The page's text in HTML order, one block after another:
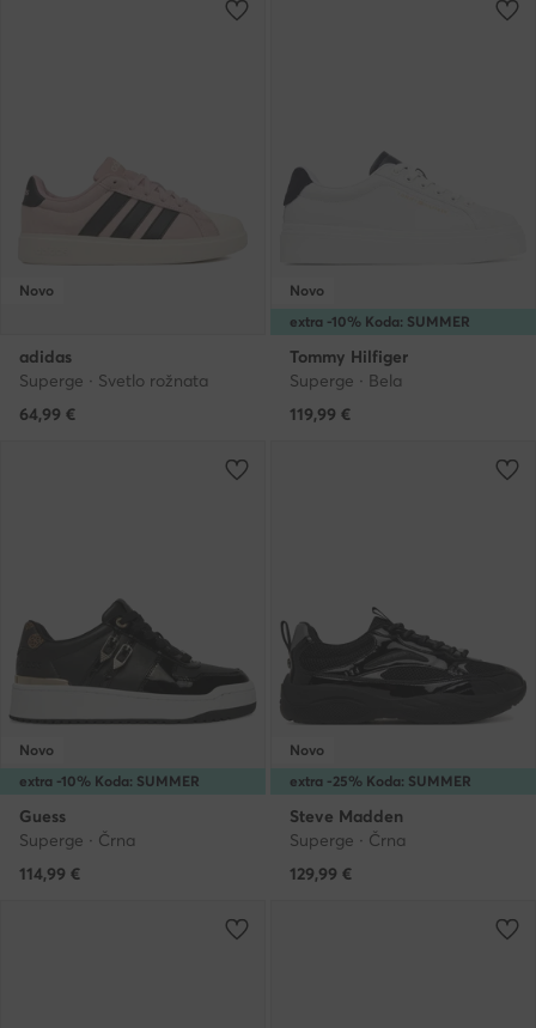
Novo
adidas
Superge · Svetlo rožnata
64,99 €
extra -10% Koda: SUMMER
Novo
Tommy Hilfiger
Superge · Bela
119,99 €
extra -10% Koda: SUMMER
Novo
Guess
Superge · Črna
114,99 €
extra -25% Koda: SUMMER
Novo
Steve Madden
Superge · Črna
129,99 €